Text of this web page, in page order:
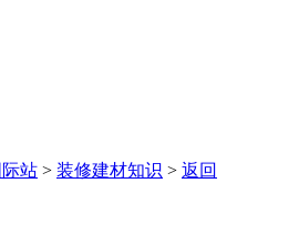
站 > 装修建材知识 > 返回